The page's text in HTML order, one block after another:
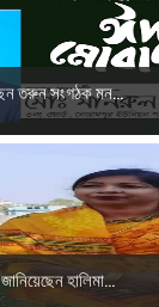
তরুন সংগঠক মন...
হালিমা...